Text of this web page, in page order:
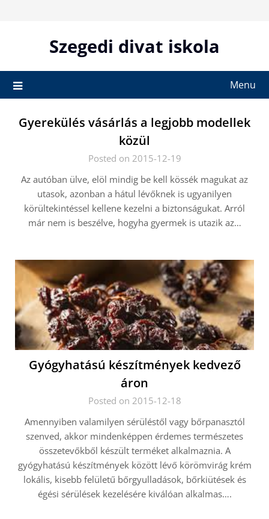
Szegedi divat iskola
Menu
Gyerekülés vásárlás a legjobb modellek
közül
Posted on 2015-12-19
Az autóban ülve, elöl mindig be kell kössék magukat az
utasok, azonban a hátul lévőknek is ugyanilyen
körültekintéssel kellene kezelni a biztonságukat. Arról
már nem is beszélve, hogyha gyermek is utazik az…
Gyógyhatású készítmények kedvező
áron
Posted on 2015-12-18
Amennyiben valamilyen sérüléstől vagy bőrpanasztól
szenved, akkor mindenképpen érdemes természetes
összetevőkből készült terméket alkalmaznia. A
gyógyhatású készítmények között lévő körömvirág krém
lokális, kisebb felületű bőrgyulladások, bőrkiütések és
égési sérülések kezelésére kiválóan alkalmas….